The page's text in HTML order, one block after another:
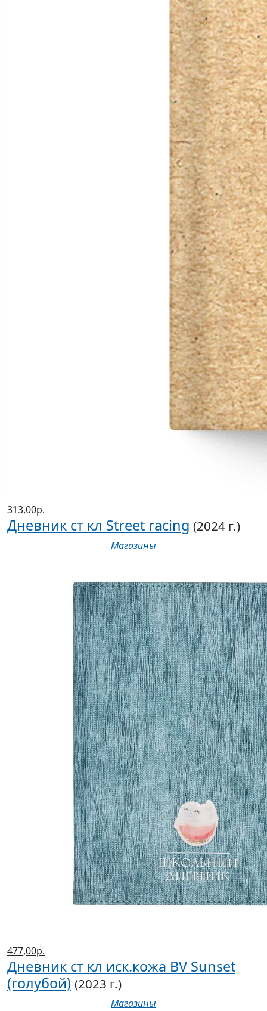
313,00р.
Дневник ст кл Street racing (2024 г.)
Магазины
477,00р.
Дневник ст кл иск.кожа BV Sunset
(голубой) (2023 г.)
Магазины